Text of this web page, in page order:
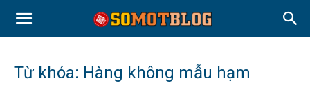
Từ khóa: Hàng không mẫu hạm